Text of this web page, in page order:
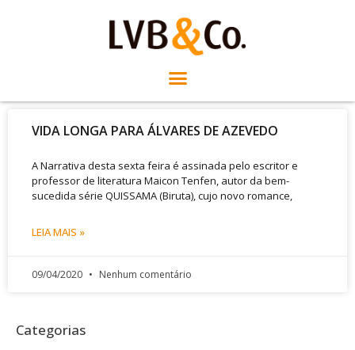
VIDA LONGA PARA ÁLVARES DE AZEVEDO
A Narrativa desta sexta feira é assinada pelo escritor e
professor de literatura Maicon Tenfen, autor da bem-
sucedida série QUISSAMA (Biruta), cujo novo romance,
LEIA MAIS »
09/04/2020 Nenhum comentário
Categorias